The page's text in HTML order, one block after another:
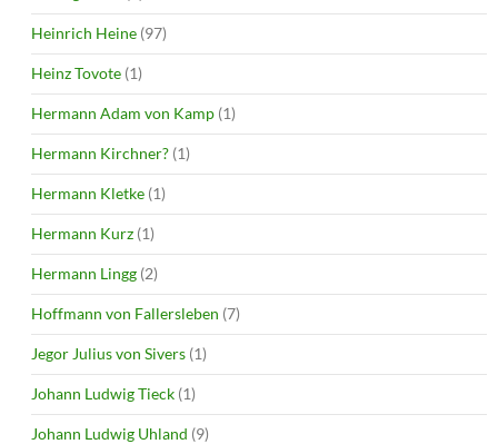
Heinrich Heine (97)
Heinz Tovote (1)
Hermann Adam von Kamp (1)
Hermann Kirchner? (1)
Hermann Kletke (1)
Hermann Kurz (1)
Hermann Lingg (2)
Hoffmann von Fallersleben (7)
Jegor Julius von Sivers (1)
Johann Ludwig Tieck (1)
Johann Ludwig Uhland (9)